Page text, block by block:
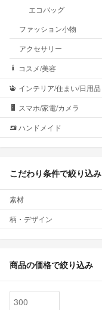
エコバッグ
ファッション小物
アクセサリー
コスメ/美容
インテリア/住まい/日用品
スマホ/家電/カメラ
ハンドメイド
こだわり条件で絞り込み
素材
柄・デザイン
商品の価格で絞り込み